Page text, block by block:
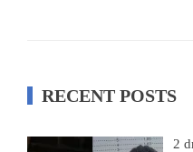
RECENT POSTS
2